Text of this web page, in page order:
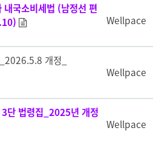
국소비세법 (남정선 편
Wellpace
개정_
Wellpace
단 법령집_2025년 개정
Wellpace